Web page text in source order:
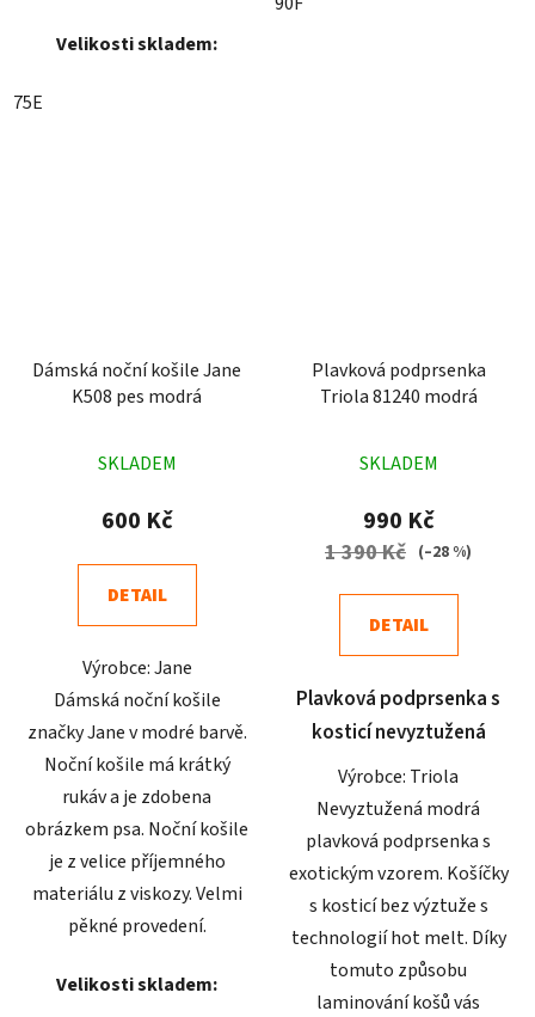
Velikosti skladem:
75E
Dámská noční košile Jane
K508 pes modrá
hodnocení
produktu
4,9
z
hvězdiček.
SKLADEM
600 Kč
DETAIL
Výrobce: Jane
Dámská noční košile
značky Jane v modré barvě.
Noční košile má krátký
rukáv a je zdobena
obrázkem psa. Noční košile
je z velice příjemného
materiálu z viskozy. Velmi
pěkné provedení.
Velikosti skladem:
Plavková podprsenka
Triola 81240 modrá
hodnocení
produktu
je
z
5
SKLADEM
990 Kč
1 390 Kč (–28 %)
DETAIL
Plavková podprsenka s
kosticí nevyztužená
Výrobce: Triola
Nevyztužená modrá
plavková podprsenka s
exotickým vzorem. Košíčky
s kosticí bez výztuže s
technologií hot melt. Díky
tomuto způsobu
laminování košů vás